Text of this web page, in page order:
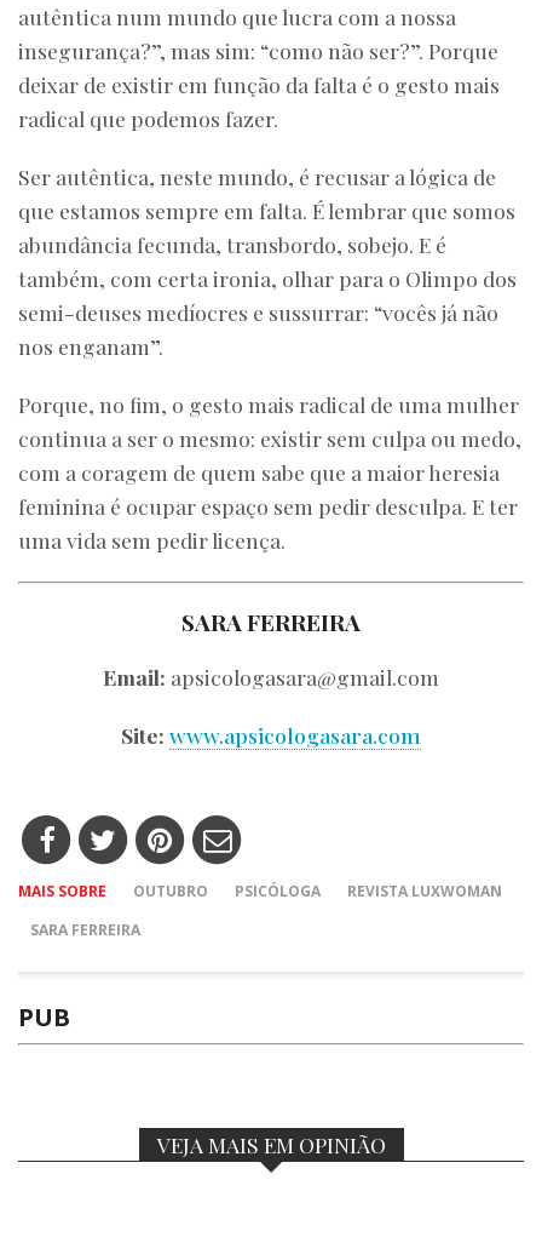
autêntica num mundo que lucra com a nossa
insegurança?”, mas sim: “como não ser?”. Porque
deixar de existir em função da falta é o gesto mais
radical que podemos fazer.
Ser autêntica, neste mundo, é recusar a lógica de
que estamos sempre em falta. É lembrar que somos
abundância fecunda, transbordo, sobejo. E é
também, com certa ironia, olhar para o Olimpo dos
semi-deuses medíocres e sussurrar: “vocês já não
nos enganam”.
Porque, no fim, o gesto mais radical de uma mulher
continua a ser o mesmo: existir sem culpa ou medo,
com a coragem de quem sabe que a maior heresia
feminina é ocupar espaço sem pedir desculpa. E ter
uma vida sem pedir licença.
SARA FERREIRA
Email: apsicologasara@gmail.com
Site: www.apsicologasara.com
MAIS SOBRE OUTUBRO PSICÓLOGA
REVISTA LUXWOMAN
SARA FERREIRA
PUB
VEJA MAIS EM OPINIÃO